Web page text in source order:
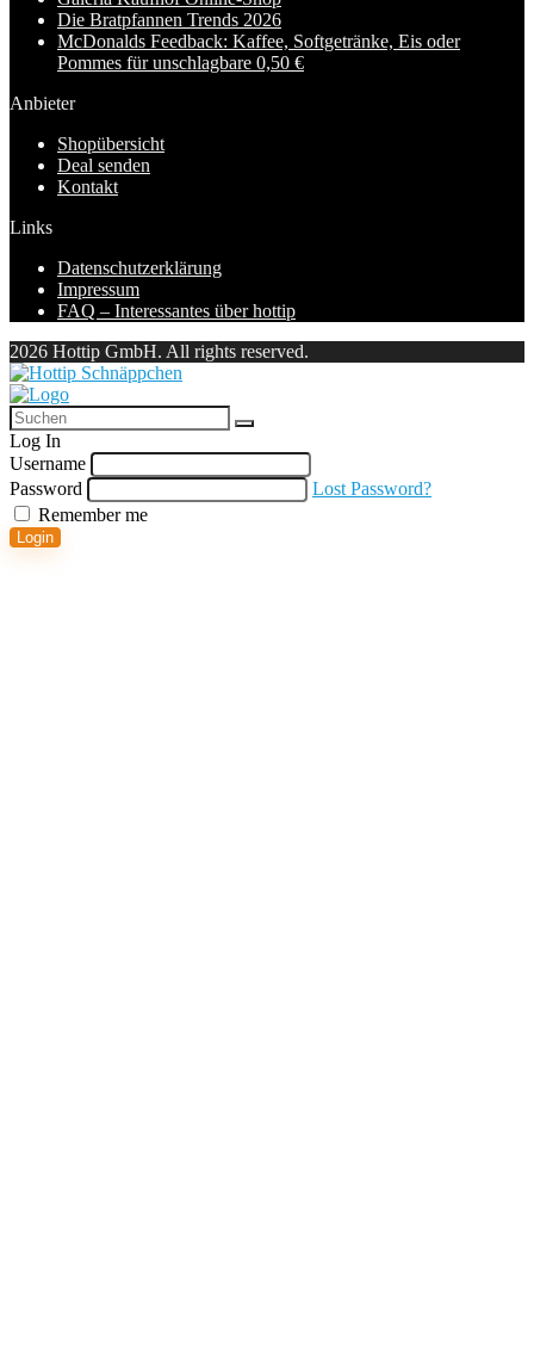
Die Bratpfannen Trends 2026
McDonalds Feedback: Kaffee, Softgetränke, Eis oder
Pommes für unschlagbare 0,50 €
Anbieter
Shopübersicht
Deal senden
Kontakt
Links
Datenschutzerklärung
Impressum
FAQ – Interessantes über hottip
2026 Hottip GmbH. All rights reserved.
Log In
Username
Password
Lost Password?
Remember me
Login